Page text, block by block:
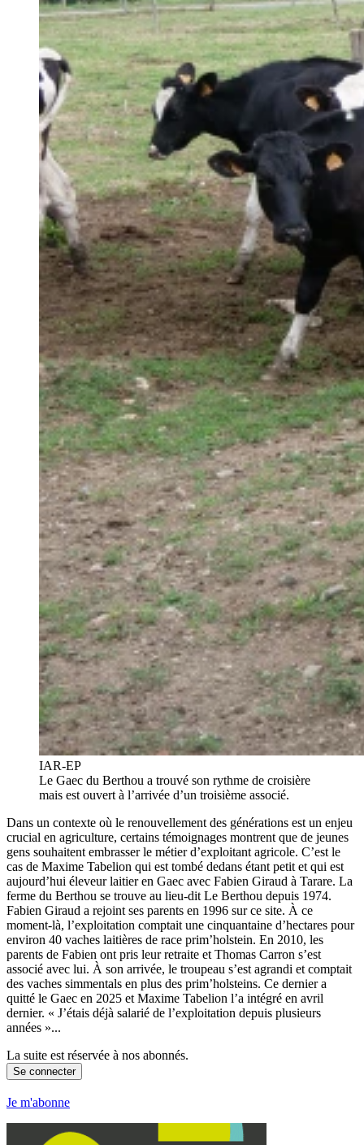
IAR-EP
Le Gaec du Berthou a trouvé son rythme de croisière
mais est ouvert à l’arrivée d’un troisième associé.
Dans un contexte où le renouvellement des générations est un enjeu
crucial en agriculture, certains témoignages montrent que de jeunes
gens souhaitent embrasser le métier d’exploitant agricole. C’est le
cas de Maxime Tabelion qui est tombé dedans étant petit et qui est
aujourd’hui éleveur laitier en Gaec avec Fabien Giraud à Tarare. La
ferme du Berthou se trouve au lieu-dit Le Berthou depuis 1974.
Fabien Giraud a rejoint ses parents en 1996 sur ce site. À ce
moment-là, l’exploitation comptait une cinquantaine d’hectares pour
environ 40 vaches laitières de race prim’holstein. En 2010, les
parents de Fabien ont pris leur retraite et Thomas Carron s’est
associé avec lui. À son arrivée, le troupeau s’est agrandi et comptait
des vaches simmentals en plus des prim’holsteins. Ce dernier a
quitté le Gaec en 2025 et Maxime Tabelion l’a intégré en avril
dernier. « J’étais déjà salarié de l’exploitation depuis plusieurs
années »...
La suite est réservée à nos abonnés.
Se connecter
Je m'abonne